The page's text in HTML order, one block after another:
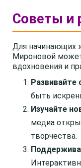
Советы и
Для начинающих
Мироновой
вдохновения и
Развивайте
быть
Изучайте
медиа
творчества.